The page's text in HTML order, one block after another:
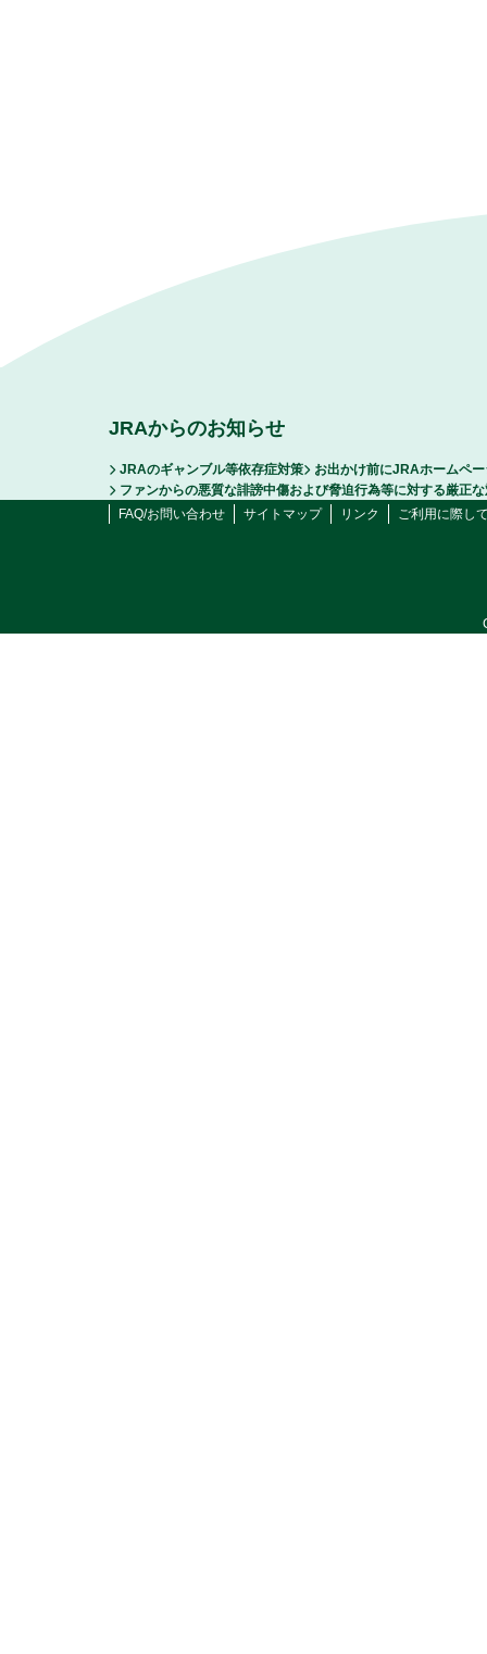
JRAからのお知らせ
JRAのギャンブル等依存症対策
お出かけ前にJRAホームペ
ファンからの悪質な誹謗中傷および脅迫行為等に対する厳正
FAQ/お問い合わせ
サイトマップ リンク ご利用に際し